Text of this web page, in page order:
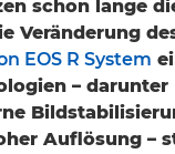
schon lange
Veränderung
EOS R System
–
Auflösung –